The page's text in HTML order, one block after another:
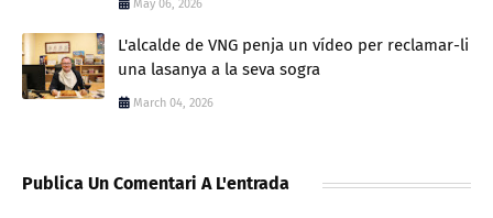
May 06, 2026
L'alcalde de VNG penja un vídeo per reclamar-li
una lasanya a la seva sogra
March 04, 2026
Publica Un Comentari A L'entrada